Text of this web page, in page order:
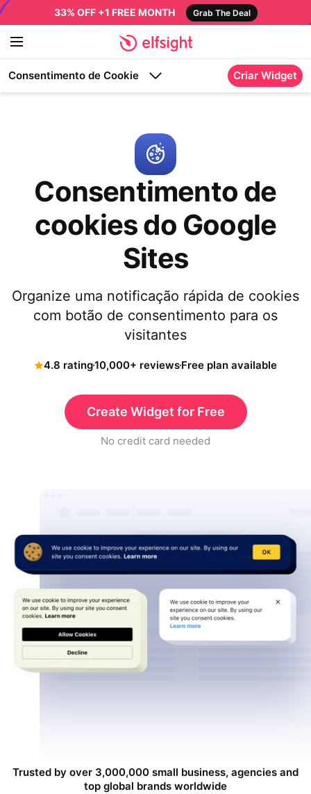
33% OFF +1 FREE MONTH Grab The Deal
Consentimento de Cookie Criar Widget
Consentimento de
cookies do Google
Sites
Organize uma notificação rápida de cookies
com botão de consentimento para os
visitantes
4.8 rating10,000+ reviewsFree plan available
Create Widget for Free
No credit card needed
Trusted by over 3,000,000 small business, agencies and
top global brands worldwide